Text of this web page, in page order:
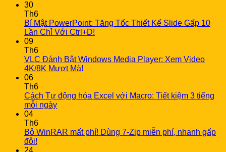
30
Th6
Bí Mật PowerPoint: Tăng Tốc Thiết Kế Slide Gấp 10
Lần Chỉ Với Ctrl+D!
09
Th6
VLC Đánh Bật Windows Media Player: Xem Video
4K/8K Mượt Mà!
06
Th6
Cách Tự động hóa Excel với Macro: Tiết kiệm 3 tiếng
mỗi ngày
04
Th6
Bỏ WinRAR mất phí! Dùng 7-Zip miễn phí, nhanh gấp
đôi!